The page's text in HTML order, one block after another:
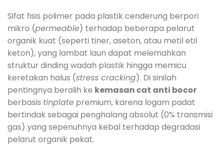
Sifat fisis polimer pada plastik cenderung berpori
mikro (permeable) terhadap beberapa pelarut
organik kuat (seperti tiner, aseton, atau metil etil
keton), yang lambat laun dapat melemahkan
struktur dinding wadah plastik hingga memicu
keretakan halus (stress cracking). Di sinilah
pentingnya beralih ke kemasan cat anti bocor
berbasis tinplate premium, karena logam padat
bertindak sebagai penghalang absolut (0% transmisi
gas) yang sepenuhnya kebal terhadap degradasi
pelarut organik pekat.